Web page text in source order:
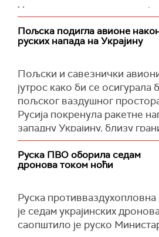
снабдевања након прекида
Гаспромом и оштећења
инфраструктуре током рата.
У саопштењу се наводи да
уништила током ноћи и две
ракете.
Пољска подигла авионе
руских напада на Украјину
Пољски и савезнички
јутрос како би се осигурала
пољског ваздушног
Русија покренула ракетне
западну Украјину, близу
саопштила је Оперативна
оружаних снага.
У већем делу Украјине рано
дроновима и ракетама.
(Reuters)
Руска ПВО оборила седам
дронова током ноћи
Руска
је седам украјинских
саопштило је руско